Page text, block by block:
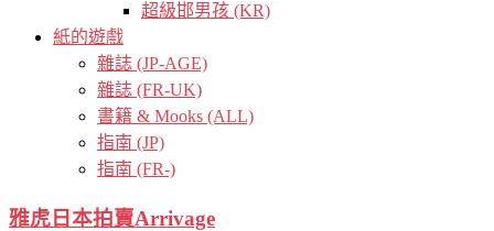
超級邯男孩 (KR)
紙的遊戲
雜誌 (JP-AGE)
雜誌 (FR-UK)
書籍 & Mooks (ALL)
指南 (JP)
指南 (FR-)
雅虎日本拍賣Arrivage